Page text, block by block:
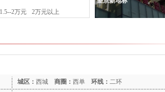
1.5--2万元 2万元以上
城区： 西城 商圈： 西单 环线： 二环